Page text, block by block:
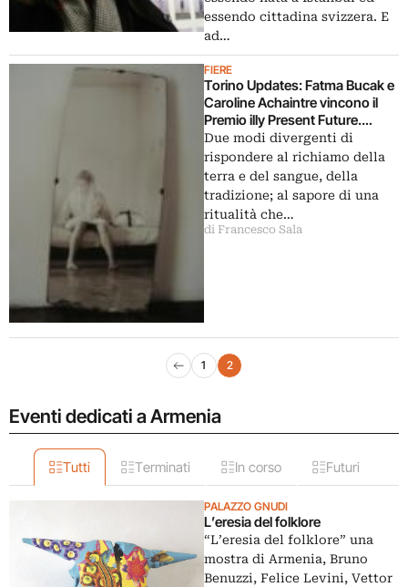
essendo cittadina svizzera. E
ad…
FIERE
Torino Updates: Fatma Bucak e
Caroline Achaintre vincono il
Premio illy Present Future.
Un’ironica pastorale in forma di
foto e video per la giovane
turca, tessuti e ceramiche per la
francese: tra un anno in mostra,
insieme, al Castello di Rivoli
Due modi divergenti di
rispondere al richiamo della
terra e del sangue, della
tradizione; al sapore di una
ritualità che…
di Francesco Sala
Navigazione articoli
Pagina precedente
1 2
Eventi dedicati a Armenia
Tutti Terminati In corso Futuri
PALAZZO GNUDI
L’eresia del folklore
“L’eresia del folklore” una
mostra di Armenia, Bruno
Benuzzi, Felice Levini, Vettor